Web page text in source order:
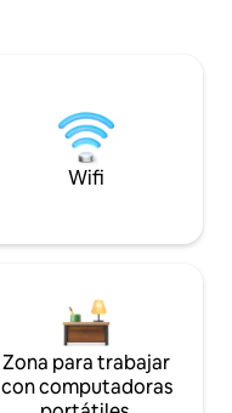
Wifi
Zona para trabajar
con computadoras